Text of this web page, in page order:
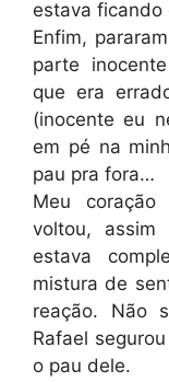
estava ficando
Enfim,
parte
que era
(inocente eu
em pé na
pau pra fora…
Meu
voltou, assim
estava
mistura de
reação. Não
Rafael
o pau dele.